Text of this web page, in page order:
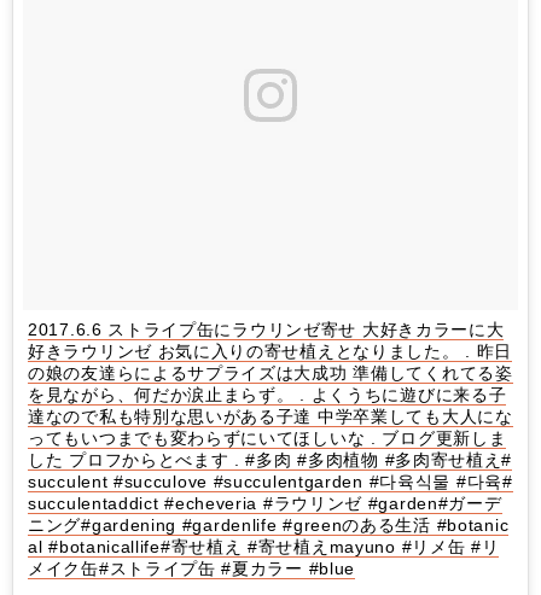
2017.6.6 ストライプ缶にラウリンゼ寄せ 大好きカラーに大
好きラウリンゼ お気に入りの寄せ植えとなりました。 . 昨日
の娘の友達らによるサプライズは大成功 準備してくれてる姿
を見ながら、何だか涙止まらず。 . よくうちに遊びに来る子
達なので私も特別な思いがある子達 中学卒業しても大人にな
ってもいつまでも変わらずにいてほしいな . ブログ更新しま
した プロフからとべます . #多肉 #多肉植物 #多肉寄せ植え#
succulent #succulove #succulentgarden #다육식물 #다육#
succulentaddict #echeveria #ラウリンゼ #garden#ガーデ
ニング#gardening #gardenlife #greenのある生活 #botanic
al #botanicallife#寄せ植え #寄せ植えmayuno #リメ缶 #リ
メイク缶#ストライプ缶 #夏カラー #blue